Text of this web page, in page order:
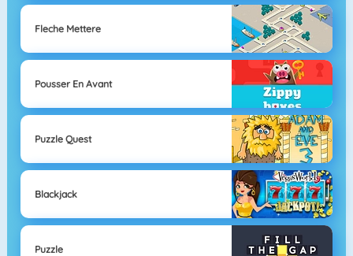
Fleche Mettere
Pousser En Avant
Puzzle Quest
Blackjack
Puzzle